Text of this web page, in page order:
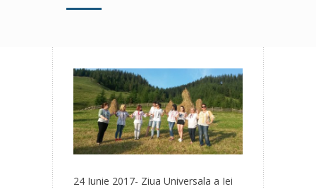
24 Iunie 2017- Ziua Universala a Iei